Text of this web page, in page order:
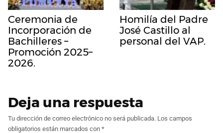
Ceremonia de
Incorporación de
Bachilleres –
Promoción 2025–
2026.
Homilía del Padre
José Castillo al
personal del VAP.
Deja una respuesta
Tu dirección de correo electrónico no será publicada. Los campos
obligatorios están marcados con *